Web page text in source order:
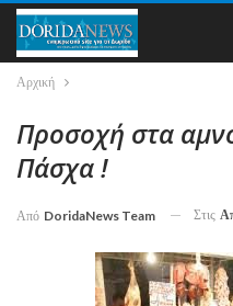
Αρχική
Προσοχή στα
Πάσχα !
Από DoridaNews Team Στις